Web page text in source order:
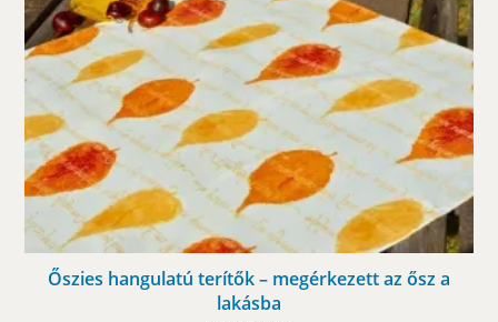
Őszies hangulatú terítők – megérkezett az ősz a
lakásba